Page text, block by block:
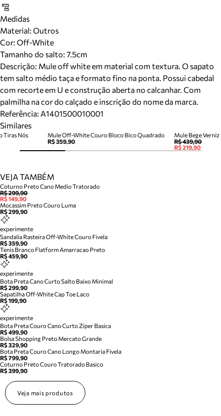
Medidas
Material: Outros
Cor: Off-White
Tamanho do salto: 7.5cm
Descrição: Mule off white em material com textura. O sapato
tem salto médio taça e formato fino na ponta. Possui cabedal
com recorte em U e construção aberta no calcanhar. Com
palmilha na cor do calçado e inscrição do nome da marca.
Referência: A1401500010001
Similares
Mule Off-White Couro Bloco Bico Quadrado
R$ 359,90
Mule Bege
R$ 439,90
R$ 219,90
Tiras Nós
VEJA TAMBÉM
Coturno Preto Cano Medio Tratorado
R$ 299,90
R$ 149,90
Mocassim Preto Couro Luma
R$ 299,90
experimente
Sandalia Rasteira Off-White Couro Fivela
R$ 359,90
Tenis Branco Flatform Amarracao Preto
R$ 459,90
experimente
Bota Preta Cano Curto Salto Baixo Minimal
R$ 299,90
Sapatilha Off-White Cap Toe Laco
R$ 199,90
experimente
Bota Preta Couro Cano Curto Ziper Basica
R$ 499,90
Bolsa Shopping Preto Mercato Grande
R$ 329,90
Bota Preta Couro Cano Longo Montaria Fivela
R$ 799,90
Coturno Preto Couro Tratorado Basico
R$ 399,90
Veja mais produtos